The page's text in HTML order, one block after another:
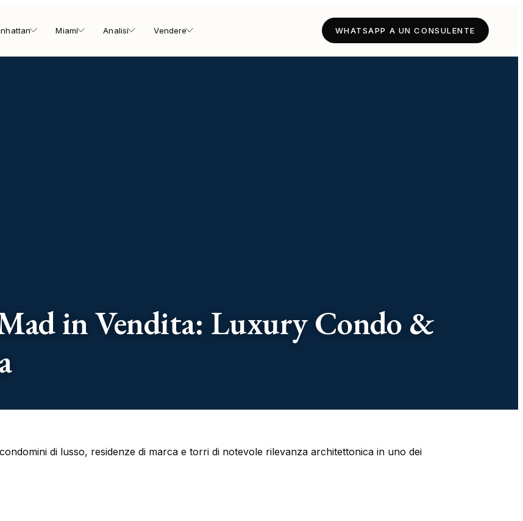
Miami Analisi Vendere WHATSAPP A UN CONSULENTE
in Vendita: Luxury Condo &
di lusso, residenze di marca e torri di notevole rilevanza architettonica in uno dei